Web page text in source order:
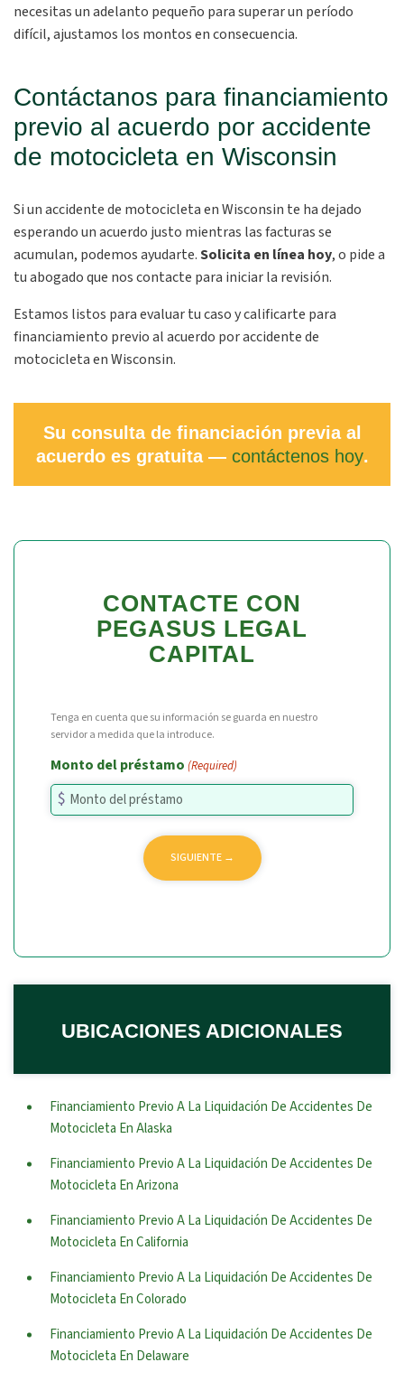
necesitas un adelanto pequeño para superar un período
difícil, ajustamos los montos en consecuencia.
Contáctanos para financiamiento
previo al acuerdo por accidente
de motocicleta en Wisconsin
Si un accidente de motocicleta en Wisconsin te ha dejado
esperando un acuerdo justo mientras las facturas se
acumulan, podemos ayudarte.Solicita en línea hoy, o pide a
tu abogado que nos contacte para iniciar la revisión.
Estamos listos para evaluar tu caso y calificarte para
financiamiento previo al acuerdo por accidente de
motocicleta en Wisconsin.
Su consulta de financiación previa al
acuerdo es gratuita — contáctenos hoy.
CONTACTE CON
PEGASUS LEGAL
CAPITAL
Tenga en cuenta que su información se guarda en nuestro
servidor a medida que la introduce.
Monto del préstamo (Required)
UBICACIONES ADICIONALES
Financiamiento Previo A La Liquidación De Accidentes De
Motocicleta En Alaska
Financiamiento Previo A La Liquidación De Accidentes De
Motocicleta En Arizona
Financiamiento Previo A La Liquidación De Accidentes De
Motocicleta En California
Financiamiento Previo A La Liquidación De Accidentes De
Motocicleta En Colorado
Financiamiento Previo A La Liquidación De Accidentes De
Motocicleta En Delaware